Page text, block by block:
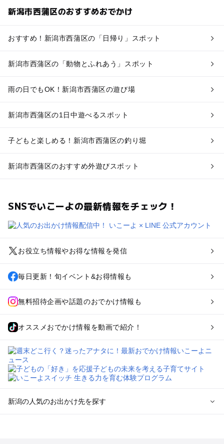
新潟市西蒲区のおすすめおでかけ
おすすめ！新潟市西蒲区の「日帰り」スポット
新潟市西蒲区の「動物とふれあう」スポット
雨の日でもOK！新潟市西蒲区の遊び場
新潟市西蒲区の1日中遊べるスポット
子どもと楽しめる！新潟市西蒲区の釣り堀
新潟市西蒲区のおすすめ外遊びスポット
SNSでいこーよの最新情報をチェック！
お役立ち情報やお得な情報を発信
毎日更新！旬イベント&お得情報も
無料招待企画や話題のおでかけ情報も
オススメおでかけ情報を動画で紹介！
新潟の人気のお出かけ先を探す